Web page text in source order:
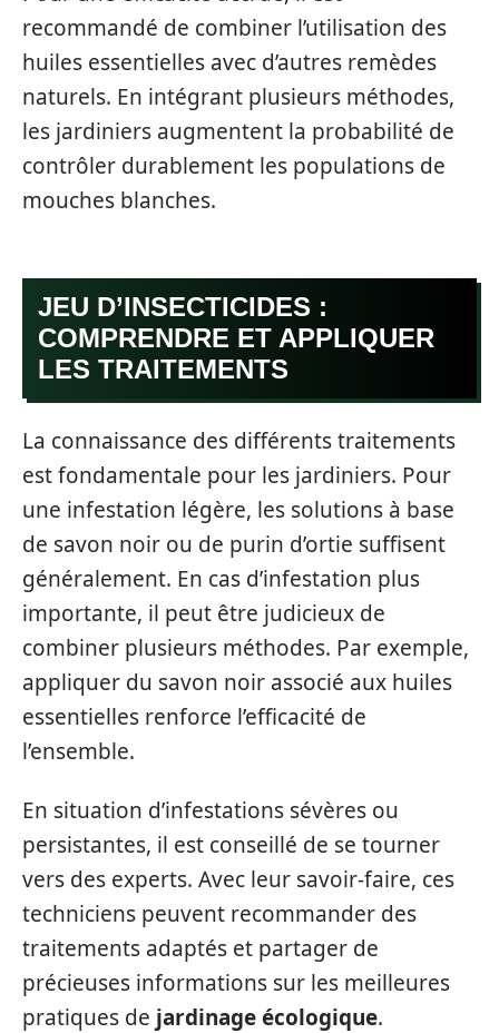
recommandé de combiner l’utilisation des
huiles essentielles avec d’autres remèdes
naturels. En intégrant plusieurs méthodes,
les jardiniers augmentent la probabilité de
contrôler durablement les populations de
mouches blanches.
JEU D’INSECTICIDES :
COMPRENDRE ET APPLIQUER
LES TRAITEMENTS
La connaissance des différents traitements
est fondamentale pour les jardiniers. Pour
une infestation légère, les solutions à base
de savon noir ou de purin d’ortie suffisent
généralement. En cas d’infestation plus
importante, il peut être judicieux de
combiner plusieurs méthodes. Par exemple,
appliquer du savon noir associé aux huiles
essentielles renforce l’efficacité de
l’ensemble.
En situation d’infestations sévères ou
persistantes, il est conseillé de se tourner
vers des experts. Avec leur savoir-faire, ces
techniciens peuvent recommander des
traitements adaptés et partager de
précieuses informations sur les meilleures
pratiques de jardinage écologique.